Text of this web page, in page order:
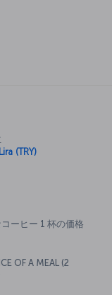
(TRY)
ーヒー 1 杯の価格
OF A MEAL (2